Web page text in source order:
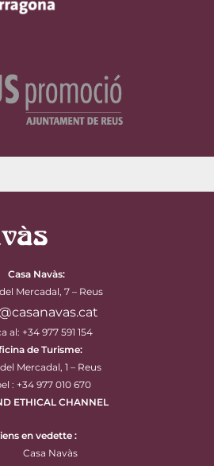
Casa Navàs:
Mercadal, 7 – Reus
al: +34 977 591 154
de Turisme:
Mercadal, 1 – Reus
: +34 977 010 670
ETHICAL CHANNEL
en vedette :
Casa Navàs